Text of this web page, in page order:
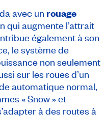
avec un rouage
qui augmente l’attrait
également à son
le système de
non seulement
sur les roues d’un
automatique normal,
« Snow » et
à des routes à